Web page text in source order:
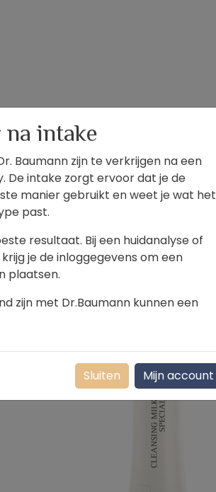
intake
Baumann zijn te verkrijgen na een
De intake zorgt ervoor dat je de
manier gebruikt en weet je wat het
past.
resultaat. Bij een huidanalyse of
je de inloggegevens om een
plaatsen.
zijn met Dr.Baumann kunnen een
Sluiten Mijn account